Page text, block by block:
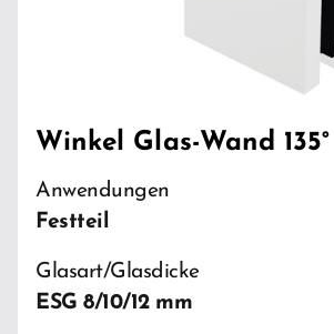
Winkel Glas-Wand 135°
Anwendungen
Festteil
Glasart/Glasdicke
ESG 8/10/12 mm